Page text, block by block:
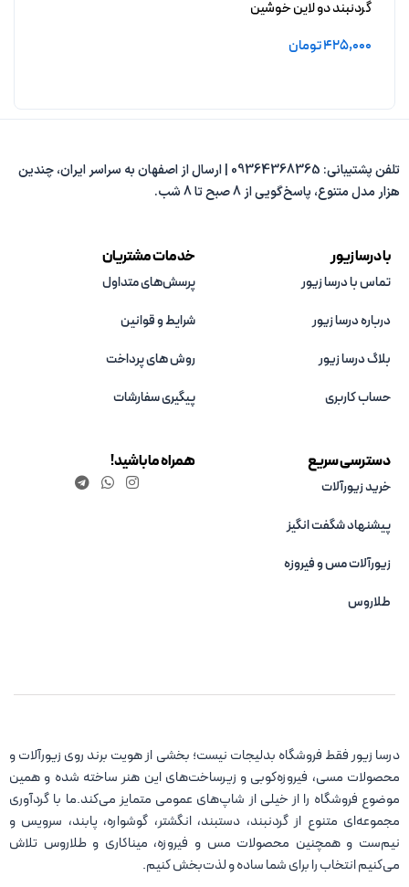
گردنبند دو لاین خوشین
425,000تومان
تلفن پشتیبانی: 09364368365 | ارسال از اصفهان به سراسر ایران، چندین
هزار مدل متنوع، پاسخ‌گویی از 8 صبح تا 8 شب.
با درسا زیور
تماس با درسا زیور
درباره درسا زیور
بلاگ درسا زیور
حساب کاربری
خدمات مشتریان
پرسش‌های متداول
شرایط و قوانین
روش های پرداخت
پیگیری سفارشات
دسترسی سریع
خرید زیورآلات
پیشنهاد شگفت انگیز
زیورآلات مس و فیروزه‌
طلاروس
همراه ما باشید!
درسا زیور فقط فروشگاه بدلیجات نیست؛ بخشی از هویت برند روی زیورآلات و
محصولات مسی، فیروزه‌کوبی و زیرساخت‌های این هنر ساخته شده و همین
موضوع فروشگاه را از خیلی از شاپ‌های عمومی متمایز می‌کند.ما با گردآوری
مجموعه‌ای متنوع از گردنبند، دستبند، انگشتر، گوشواره، پابند، سرویس و
نیم‌ست و همچنین محصولات مس و فیروزه، میناکاری و طلاروس تلاش
می‌کنیم انتخاب را برای شما ساده و لذت‌بخش کنیم.